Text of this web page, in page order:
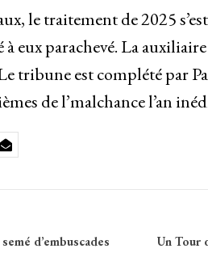
le traitement de 2025
eux parachevé. La
tribune est complété par
de l’malchance l’an
d’embuscades
Un Tour